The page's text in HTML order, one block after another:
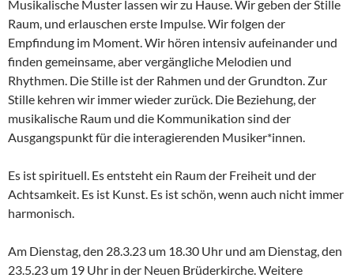
Musikalische Muster lassen wir zu Hause. Wir geben der Stille
Raum, und erlauschen erste Impulse. Wir folgen der
Empfindung im Moment. Wir hören intensiv aufeinander und
finden gemeinsame, aber vergängliche Melodien und
Rhythmen. Die Stille ist der Rahmen und der Grundton. Zur
Stille kehren wir immer wieder zurück. Die Beziehung, der
musikalische Raum und die Kommunikation sind der
Ausgangspunkt für die interagierenden Musiker*innen.
Es ist spirituell. Es entsteht ein Raum der Freiheit und der
Achtsamkeit. Es ist Kunst. Es ist schön, wenn auch nicht immer
harmonisch.
Am Dienstag, den 28.3.23 um 18.30 Uhr und am Dienstag, den
23.5.23 um 19 Uhr in der Neuen Brüderkirche. Weitere